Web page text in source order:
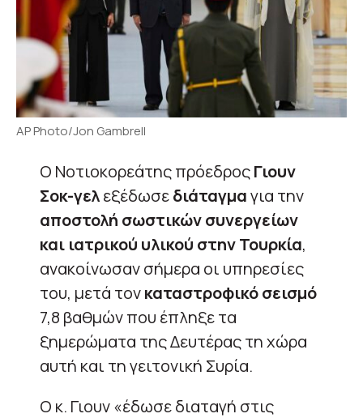
AP Photo/Jon Gambrell
Ο Νοτιοκορεάτης πρόεδροςΓιουν
Σοκ-γελεξέδωσεδιάταγμαγια την
αποστολή σωστικών συνεργείων
και ιατρικού υλικού στην Τουρκία,
ανακοίνωσαν σήμερα οι υπηρεσίες
του, μετά τονκαταστροφικό σεισμό
7,8 βαθμών που έπληξε τα
ξημερώματα της Δευτέρας τη χώρα
αυτή και τη γειτονική Συρία.
Ο κ. Γιουν «έδωσε διαταγή στις